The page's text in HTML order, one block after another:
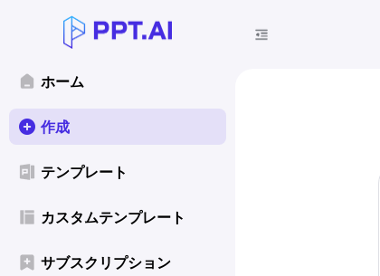
ホーム
作成
テンプレート
カスタムテンプレート
サブスクリプション